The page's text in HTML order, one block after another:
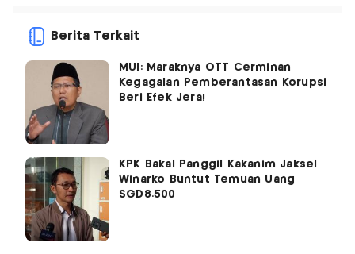
Berita Terkait
MUI: Maraknya OTT Cerminan
Kegagalan Pemberantasan Korupsi
Beri Efek Jera!
KPK Bakal Panggil Kakanim Jaksel
Winarko Buntut Temuan Uang
SGD8.500